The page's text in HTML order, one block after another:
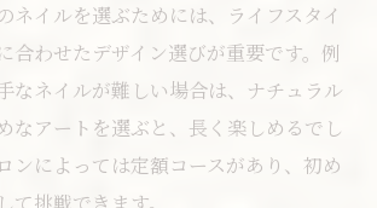
料サービスの活用でネイルをお得に
サロンのコスパを比較するポイント
オフ無料のサロン選びの秘訣
イルプランを上手に利用する方法
料で理想のネイルを長く楽しむコツ
ネイルを選ぶためには、ライフスタイ
合わせたデザイン選びが重要です。例
なネイルが難しい場合は、ナチュラル
なアートを選ぶと、長く楽しめるでし
ンによっては定額コースがあり、初め